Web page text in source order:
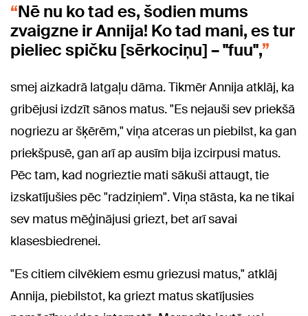
Nē nu ko tad es, šodien mums
zvaigzne ir Annija! Ko tad mani, es tur
pieliec spičku [sērkociņu] – "fuu",
smej aizkadrā latgaļu dāma. Tikmēr Annija atklāj, ka
gribējusi izdzīt sānos matus. "Es nejauši sev priekšā
nogriezu ar šķērēm," viņa atceras un piebilst, ka gan
priekšpusē, gan arī ap ausīm bija izcirpusi matus.
Pēc tam, kad nogrieztie mati sākuši attaugt, tie
izskatījušies pēc "radziņiem". Viņa stāsta, ka ne tikai
sev matus mēģinājusi griezt, bet arī savai
klasesbiedrenei.
"Es citiem cilvēkiem esmu griezusi matus," atklāj
Annija, piebilstot, ka griezt matus skatījusies